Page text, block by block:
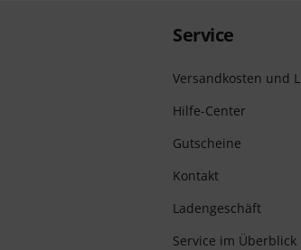
Service
Versandkosten und
Hilfe-Center
Gutscheine
Kontakt
Ladengeschäft
Service im Überblick